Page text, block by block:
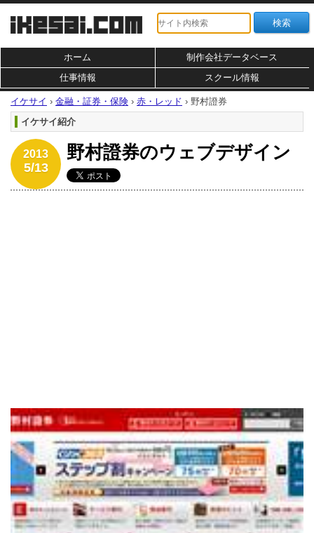
ホーム
制作会社データベース
仕事情報
スクール情報
イケサイ › 金融・証券・保険 › 赤・レッド › 野村證券
イケサイ紹介
2013
5/13
野村證券のウェブデザイン